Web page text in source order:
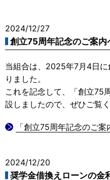
2024/12/27
創立75周年記念のご案内
当組合は、2025年7月4日
りました。
これを記念して、「創立75
設しましたので、ぜひご覧く
「創立75周年記念のご案
2024/12/20
奨学金借換えローンの金